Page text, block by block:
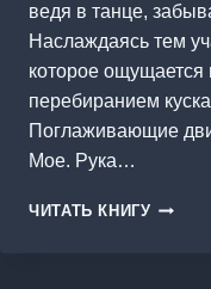
ведя в танце,
Наслаждаясь тем
которое
перебиранием
Поглаживающие
Мое. Рука…
ЧИТАТЬ КНИГУ ЖЕНА